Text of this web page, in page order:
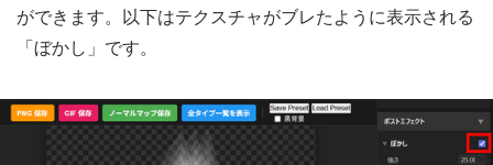
ができます。以下はテクスチャがブレたように表示される
「ぼかし」です。